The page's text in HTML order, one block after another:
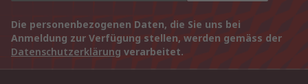
Die personenbezogenen Daten, die Sie uns bei
Anmeldung zur Verfügung stellen, werden gemäss der
Datenschutzerklärung verarbeitet.